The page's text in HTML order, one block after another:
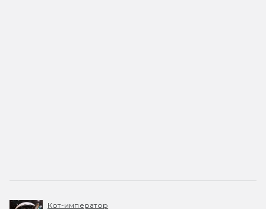
Кот-император